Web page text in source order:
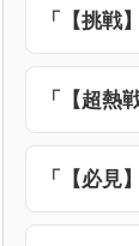
「【挑戦
「【超熱
「【必見